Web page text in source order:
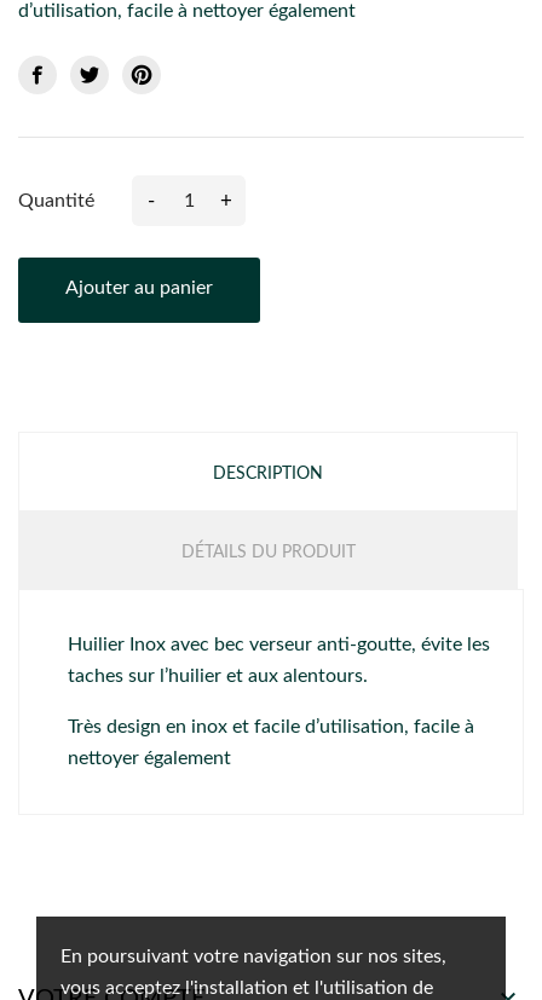
En poursuivant votre navigation sur nos sites,
vous acceptez l'installation et l'utilisation de
d’utilisation, facile à nettoyer également
Quantité - +
Ajouter au panier
DESCRIPTION
DÉTAILS DU PRODUIT
Huilier Inox avec bec verseur anti-goutte, évite les
taches sur l’huilier et aux alentours.
Très design en inox et facile d’utilisation, facile à
nettoyer également